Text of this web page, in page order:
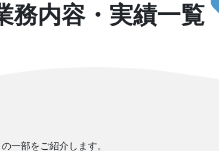
務内容・実績一覧
一部をご紹介します。